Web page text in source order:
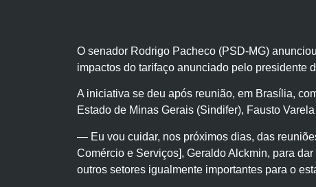
O senador Rodrigo Pacheco (PSD-MG)
impactos do tarifaço anunciado pelo presidente
A iniciativa se deu após reunião, em Brasília,
Estado de Minas Gerais (Sindifer), Fausto
— Eu vou cuidar, nos próximos dias, das
Comércio e Serviços], Geraldo Alckmin, para
outros setores igualmente importantes para o